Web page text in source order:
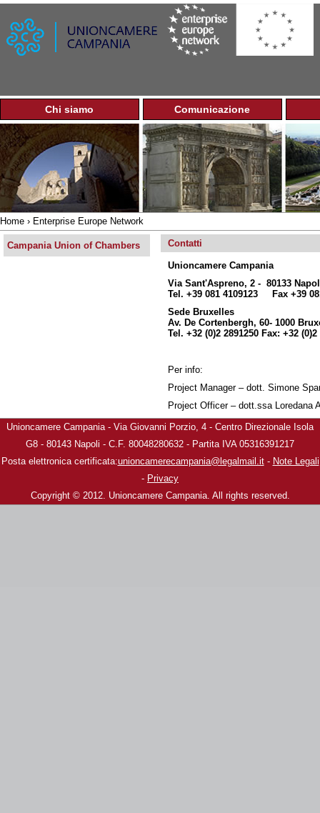
Jump to navigation
M
a
i
n
m
e
n
u
Chi siamo Comunicazione
You
are
here
Home › Enterprise Europe Network
Contatti
Unioncamere Campania
Via Sant'Aspreno, 2 - 80133
Tel. +39 081 4109123 Fax +39
Sede Bruxelles
Av. De Cortenbergh, 60- 1000
Tel. +32 (0)2 2891250 Fax: +32 (0)2
Per info:
Project Manager – dott. Simone
Project Officer – dott.ssa Loredana
Campania Union of Chambers
Unioncamere Campania - Via Giovanni Porzio, 4 - Centro Direzionale Isola
G8 - 80143 Napoli - C.F. 80048280632 - Partita IVA 05316391217
Posta elettronica certificata:unioncamerecampania@legalmail.it- Note Legali
- Privacy
Copyright © 2012. Unioncamere Campania. All rights reserved.